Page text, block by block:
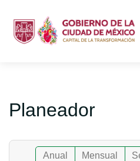
Planeador
Anual Mensual